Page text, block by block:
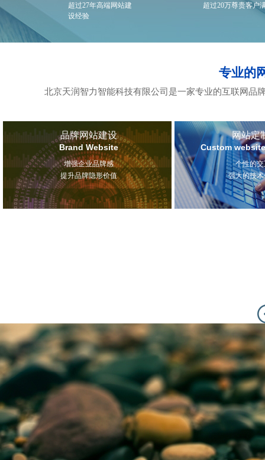
超过27年高端网站建
设经验
超过20万尊贵客户
专业的
北京天润智力智能科技有限公司是一家专业的互联网品
品牌网站建设
Brand Website
增强企业品牌感
提升品牌隐形价值
网站定
Custom
个性的
强大的技